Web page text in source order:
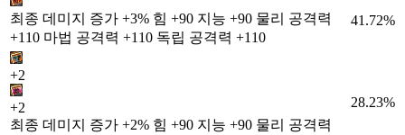
최종 데미지 증가 +3% 힘 +90 지능 +90 물리 공격력
+110 마법 공격력 +110 독립 공격력 +110
41.72%
+2
+2
최종 데미지 증가 +2% 힘 +90 지능 +90 물리 공격력
28.23%